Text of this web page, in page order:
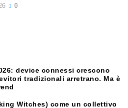
0
device connessi crescono
tradizionali arretrano. Ma è
Witches) come un collettivo